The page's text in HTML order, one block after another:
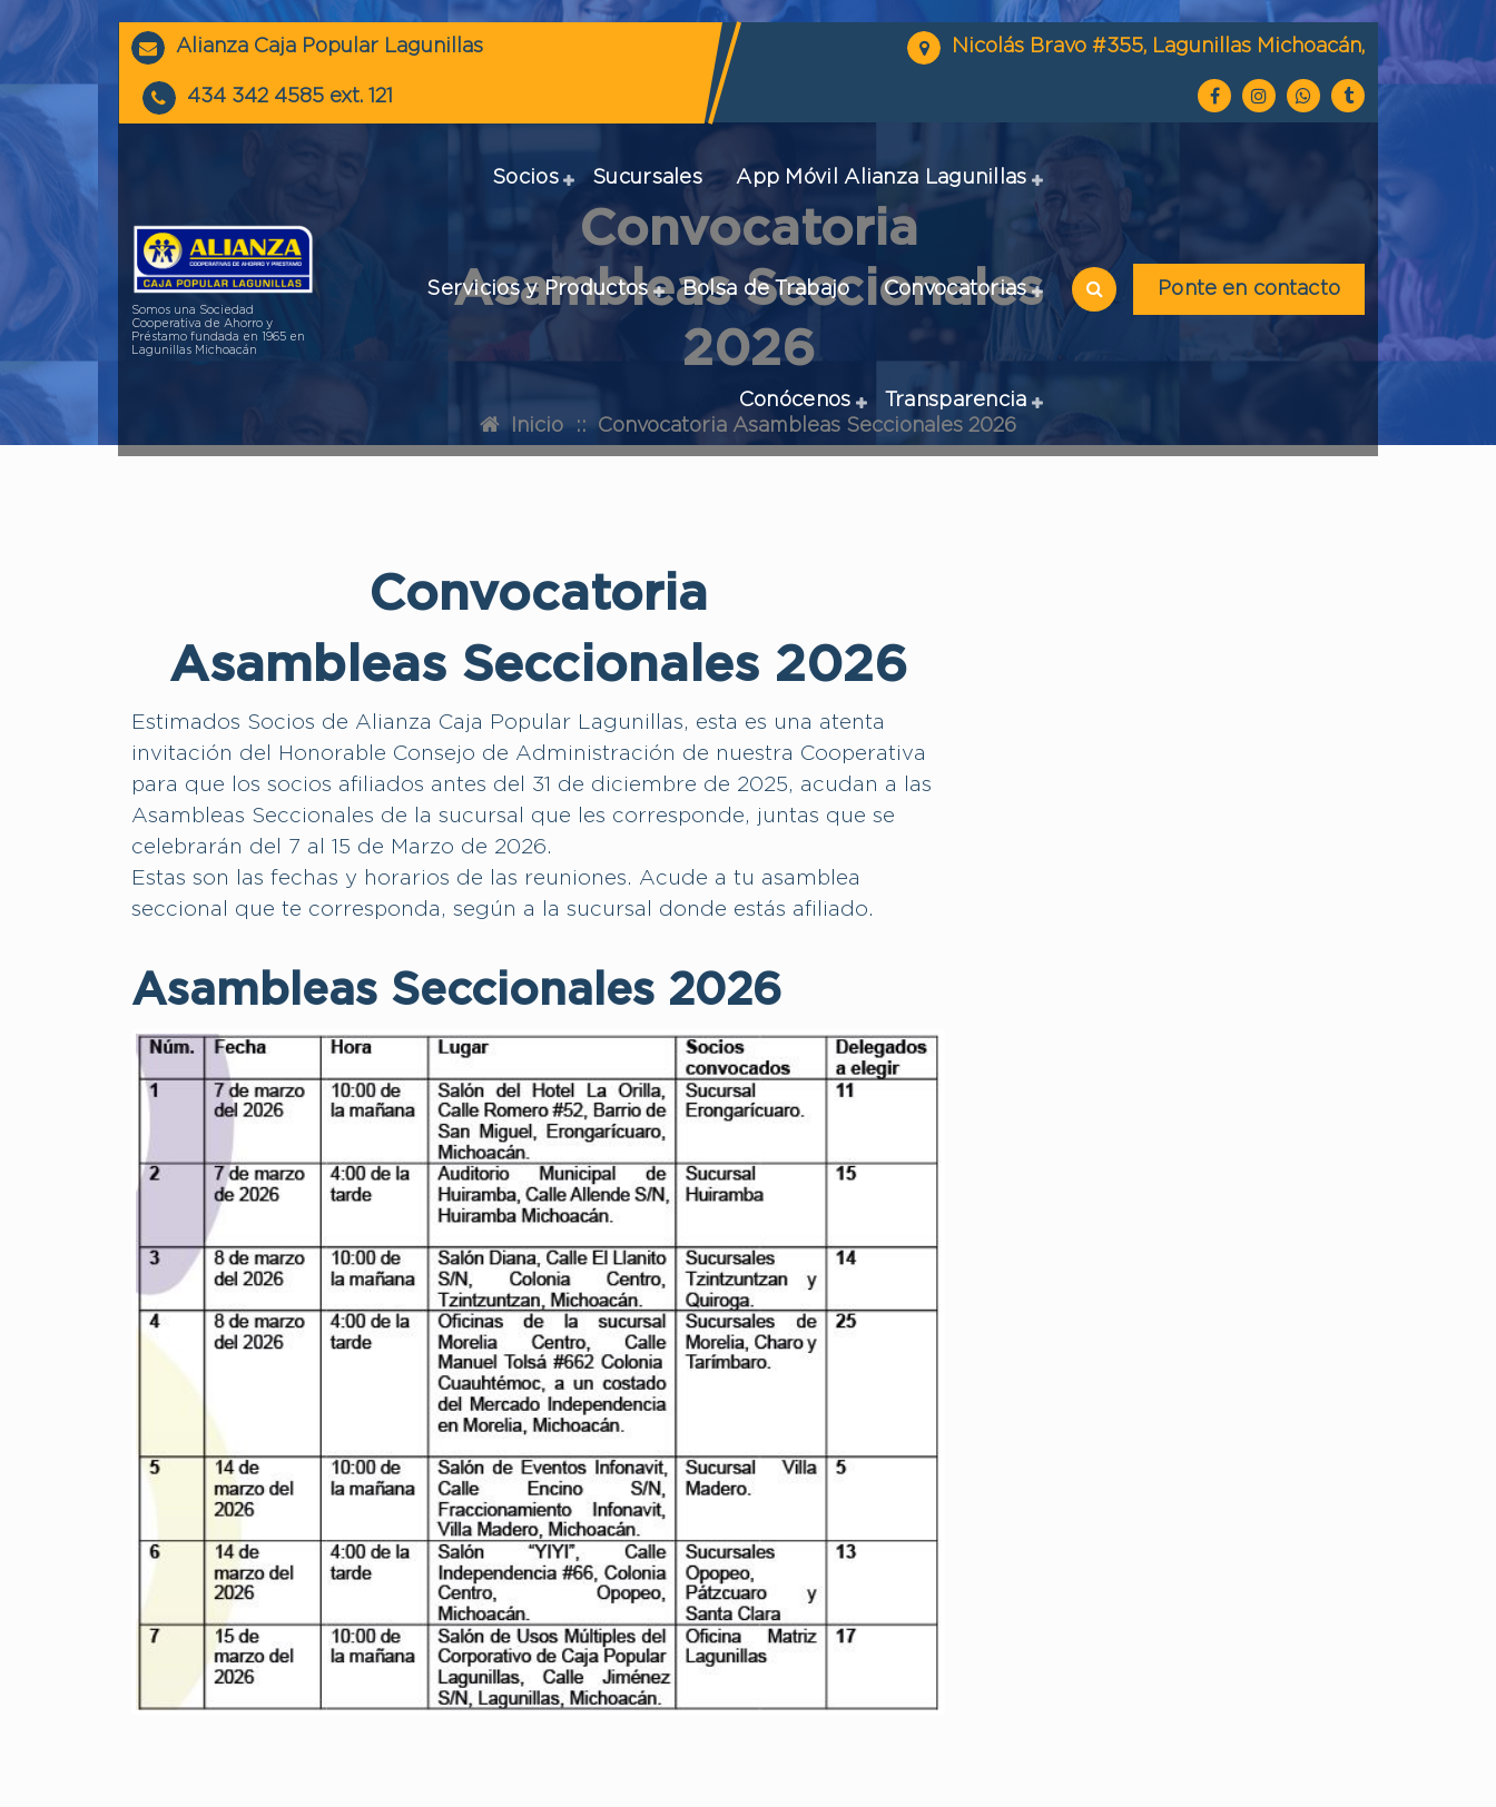
Alianza Caja Popular Lagunillas
434 342 4585 ext. 121
Nicolás Bravo #355, Lagunillas Michoacán,
Somos una Sociedad
Cooperativa de Ahorro y
Préstamo fundada en 1965 en
Lagunillas Michoacán
Socios Sucursales App Móvil Alianza Lagunillas
Servicios y Productos Bolsa de Trabajo Convocatorias
Conócenos Transparencia
Ponte en contacto
Convocatoria
Asambleas Seccionales
2026
Inicio :: Convocatoria Asambleas Seccionales 2026
Convocatoria
Asambleas Seccionales 2026
Estimados Socios de Alianza Caja Popular Lagunillas, esta es una atenta
invitación del Honorable Consejo de Administración de nuestra Cooperativa
para que los socios afiliados antes del 31 de diciembre de 2025, acudan a las
Asambleas Seccionales de la sucursal que les corresponde, juntas que se
celebrarán del 7 al 15 de Marzo de 2026.
Estas son las fechas y horarios de las reuniones. Acude a tu asamblea
seccional que te corresponda, según a la sucursal donde estás afiliado.
Asambleas Seccionales 2026